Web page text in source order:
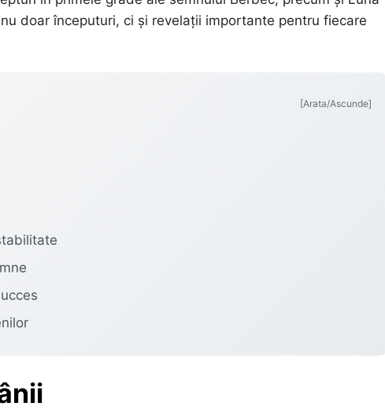
doar începuturi, ci și revelații importante pentru fiecare
[Arata/Ascunde]